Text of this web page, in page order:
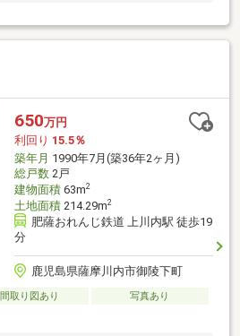
650万円
利回り 15.5％
築年月 1990年7月(築36年2ヶ月)
総戸数2戸
建物面積63m2
土地面積214.29m2
肥薩おれんじ鉄道 上川内駅 徒歩19
分
鹿児島県薩摩川内市御陵下町
間取り図あり
写真あり